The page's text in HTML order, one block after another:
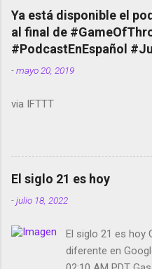
copyright en
red social
película
smartphone en
Media GoBee -
Live Photos en
Dictados en
Ya está disponible el
al final de
#PodcastEnEspañol
-mayo 20, 2019
via IFTTT
El siglo 21 es hoy
-julio 18, 2022
El siglo 21 es hoy
diferente en